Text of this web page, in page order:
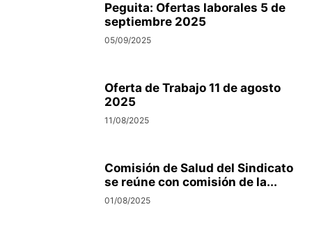
Peguita: Ofertas laborales 5 de
septiembre 2025
05/09/2025
Oferta de Trabajo 11 de agosto
2025
11/08/2025
Comisión de Salud del Sindicato
se reúne con comisión de la...
01/08/2025